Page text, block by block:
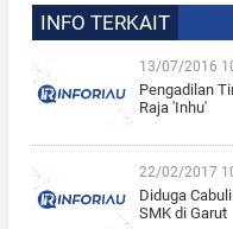
INFO TERKAIT
13/07/2016
Pengadilan
Raja 'Inhu'
22/02/2017
Diduga
SMK di Garut